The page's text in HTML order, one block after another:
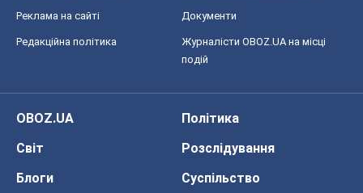
Реклама на сайті Документи
Редакційна політика
Журналісти OBOZ.UA на місці
подій
OBOZ.UA
Політика
Світ
Розслідування
Блоги
Суспільство